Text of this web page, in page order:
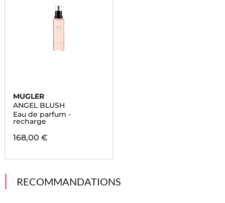
MUGLER
ANGEL BLUSH
Eau de parfum -
recharge
168,00 €
RECOMMANDATIONS